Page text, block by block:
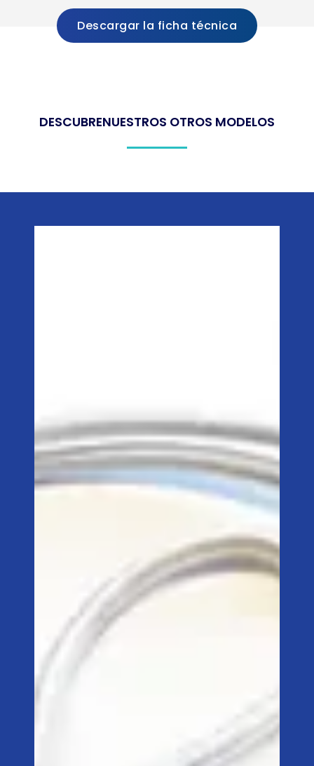
Descargar la ficha técnica
DESCUBRENUESTROS OTROS MODELOS